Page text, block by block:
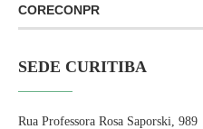
CORECONPR
SEDE CURITIBA
Rua Professora Rosa Saporski, 989